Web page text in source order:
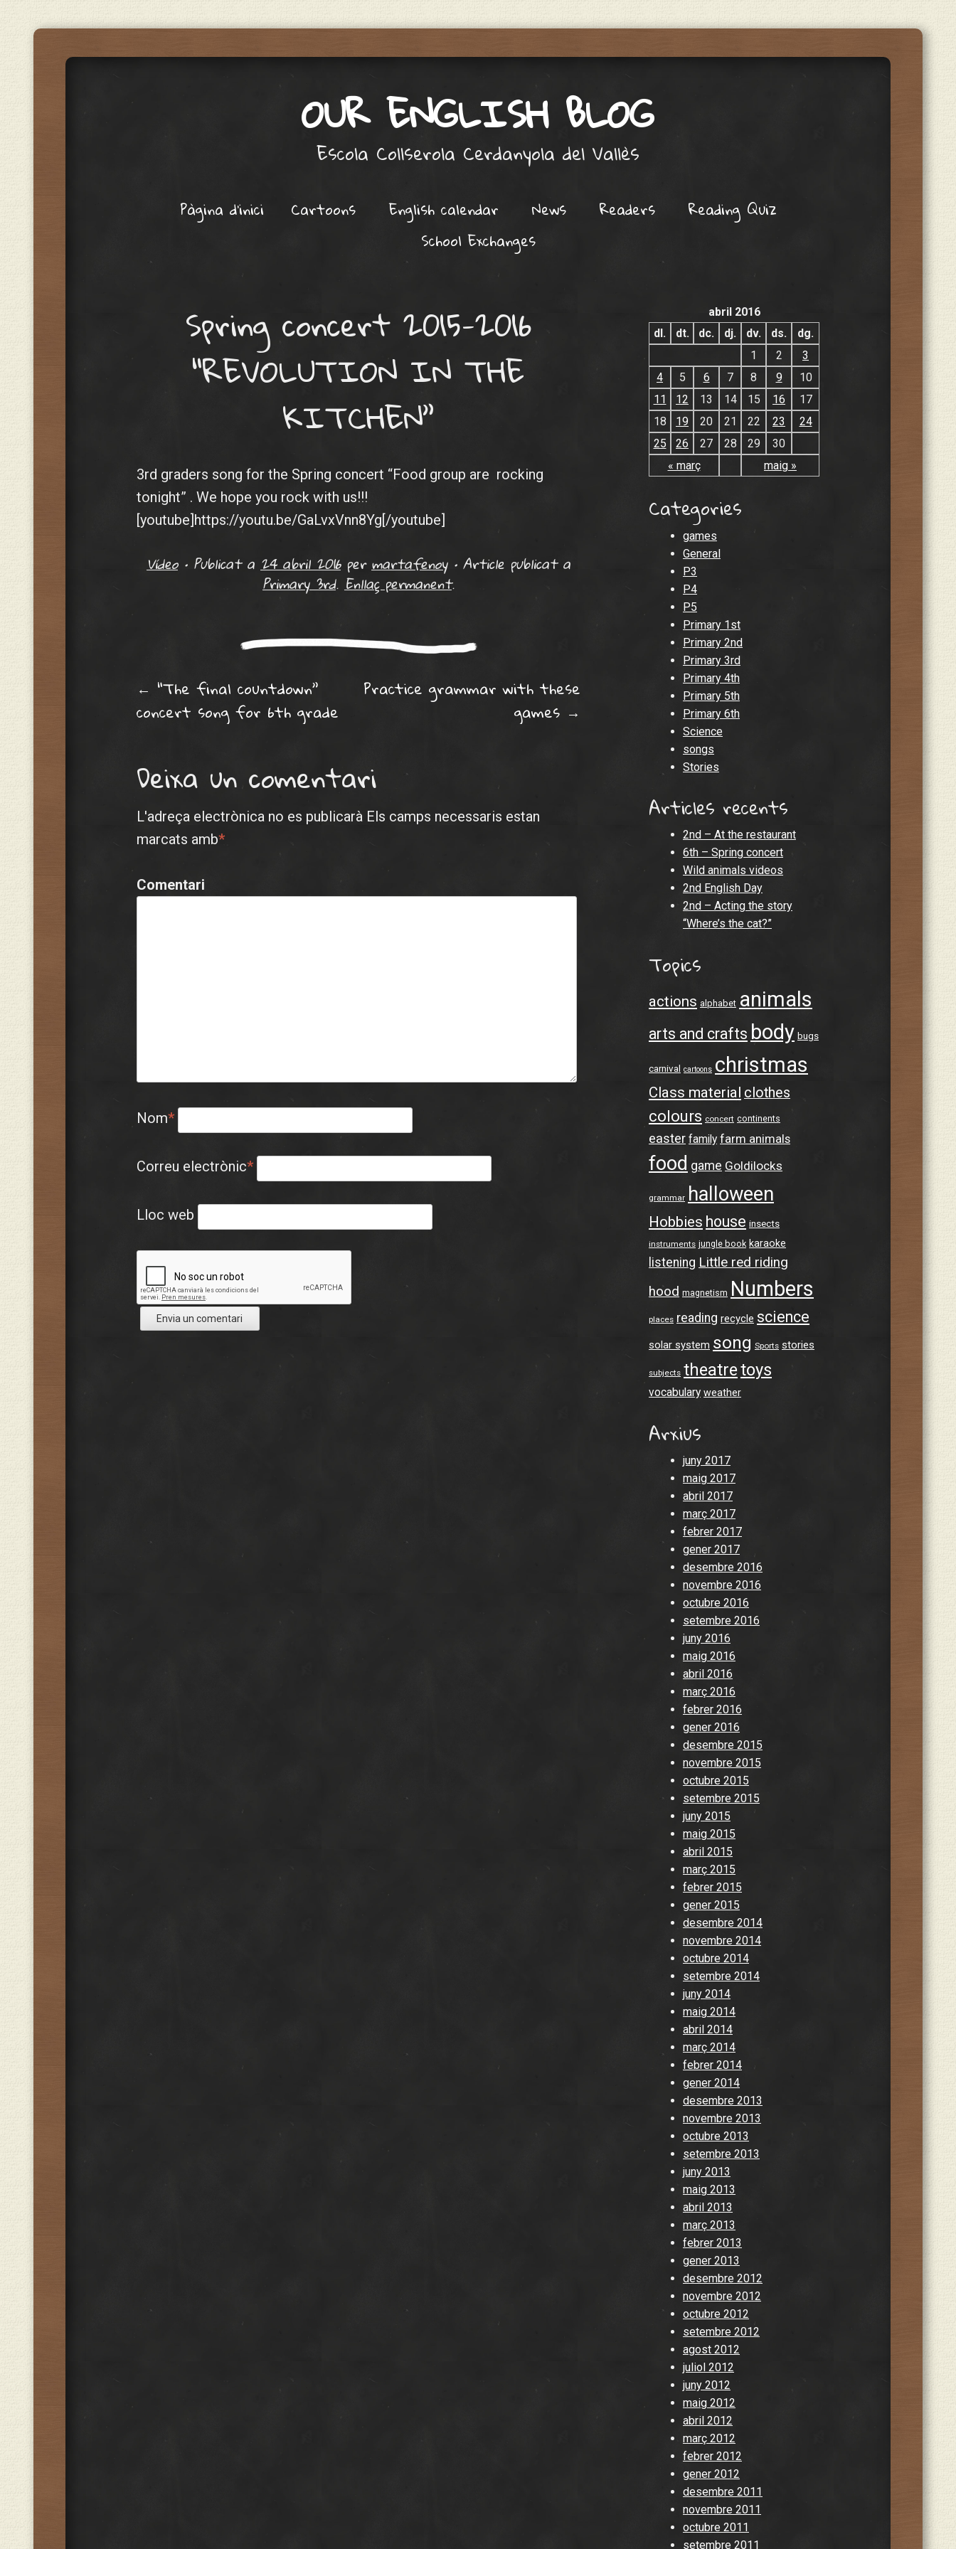
OUR ENGLISH BLOG
Escola Collserola Cerdanyola del Vallès
Menu
Skip to content
Pàgina d'inici Cartoons English calendar News Readers
Reading Quiz
School Exchanges
Spring concert 2015-2016
“REVOLUTION IN THE
KITCHEN”
3rd graders song for the Spring concert “Food group are rocking
tonight” . We hope you rock with us!!!
[youtube]https://youtu.be/GaLvxVnn8Yg[/youtube]
Vídeo • Publicat a 24 abril 2016permartafenoy • Article publicat a
Primary 3rd. Enllaç permanent.
Post navigation
← “The final countdown”
concert song for 6th grade
Practice grammar with these
games →
Deixa un comentari
L'adreça electrònica no es publicarà Els camps necessaris estan
marcats amb*
Comentari
Nom*
Correu electrònic*
Lloc web
abril 2016
dl.
dt. dc. dj. dv. ds. dg.
« març maig »
1 2
3
4
5 6 7 8 9
10
11
12 13 14 15 16
17
18
19 20 21 22 23
24
25
26 27 28 29 30
Categories
games
General
P3
P4
P5
Primary 1st
Primary 2nd
Primary 3rd
Primary 4th
Primary 5th
Primary 6th
Science
songs
Stories
Articles recents
2nd – At the restaurant
6th – Spring concert
Wild animals videos
2nd English Day
2nd – Acting the story
“Where’s the cat?”
Topics
actions alphabet animals
arts and crafts body bugs
carnival cartoons christmas
Class material clothes
colours concert continents
easter family farm animals
food game Goldilocks
grammar halloween
Hobbies house insects
instruments jungle book karaoke
listening Little red riding
hood magnetism Numbers
places reading recycle science
solar system song Sports stories
subjects theatretoys
vocabulary weather
Arxius
juny 2017
maig 2017
abril 2017
març 2017
febrer 2017
gener 2017
desembre 2016
novembre 2016
octubre 2016
setembre 2016
juny 2016
maig 2016
abril 2016
març 2016
febrer 2016
gener 2016
desembre 2015
novembre 2015
octubre 2015
setembre 2015
juny 2015
maig 2015
abril 2015
març 2015
febrer 2015
gener 2015
desembre 2014
novembre 2014
octubre 2014
setembre 2014
juny 2014
maig 2014
abril 2014
març 2014
febrer 2014
gener 2014
desembre 2013
novembre 2013
octubre 2013
setembre 2013
juny 2013
maig 2013
abril 2013
març 2013
febrer 2013
gener 2013
desembre 2012
novembre 2012
octubre 2012
setembre 2012
agost 2012
juliol 2012
juny 2012
maig 2012
abril 2012
març 2012
febrer 2012
gener 2012
desembre 2011
novembre 2011
octubre 2011
setembre 2011